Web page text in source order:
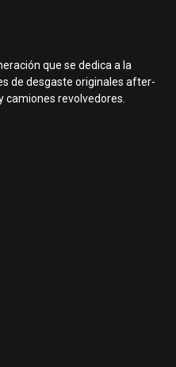
que se dedica a la
de desgaste originales after-
revolvedores.